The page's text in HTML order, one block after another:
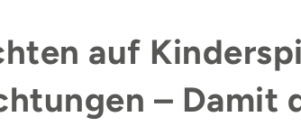
auf
– Damit